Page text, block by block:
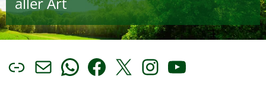
LinkE-Mail
WhatsApp
Facebook
X Instagram
YouTube